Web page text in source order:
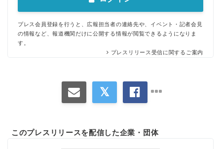
プレス会員登録を行うと、広報担当者の連絡先や、イベント・記者会見
の情報など、報道機関だけに公開する情報が閲覧できるようになりま
す。
プレスリリース受信に関するご案内
このプレスリリースを配信した企業・団体